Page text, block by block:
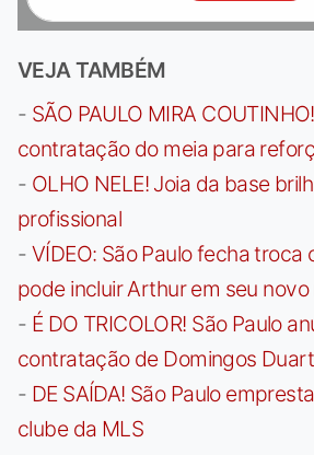
VEJA TAMBÉM
- SÃO PAULO MIRA
contratação do meia para
- OLHO NELE! Joia da base
profissional
- VÍDEO: São Paulo fecha
pode incluir Arthur em seu
- É DO TRICOLOR! São Paulo
contratação de Domingos
- DE SAÍDA! São Paulo
clube da MLS